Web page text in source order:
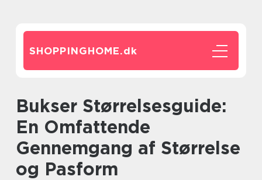
SHOPPINGHOME.dk
Bukser Størrelsesguide:
En Omfattende
Gennemgang af Størrelse
og Pasform